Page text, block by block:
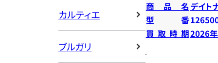
カルティエ
ブルガリ
商品名 デイ
型番
買取時期2026